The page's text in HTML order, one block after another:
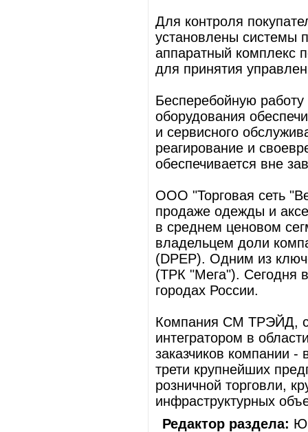
Для контроля
установлены системы
аппаратный комплекс
для принятия
Бесперебойную
оборудования
и сервисного
реагирование и
обеспечивается вне
ООО "Торговая сеть
продаже одежды и
в среднем ценовом
владельцем доли
(DPEP). Одним из
(ТРК "Мега"). Сегодня
городах России.
Компания СМ ТРЭЙД,
интегратором в
заказчиков компании
трети крупнейших
розничной торговли,
инфраструктурных
Редактор раздела: